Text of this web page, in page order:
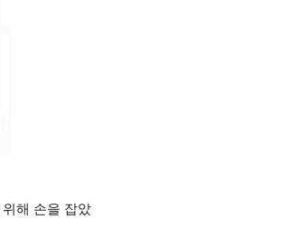
해 손을 잡았